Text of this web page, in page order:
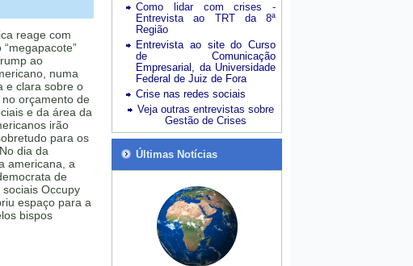
reage com
ao
numa
e clara sobre o
orçamento de
e da área da
irão
para os
dia da
americana, a
de
Occupy
espaço para a
bispos
Como lidar com crises -
Entrevista ao TRT da 8ª
Região
Entrevista ao site do Curso
de Comunicação
Empresarial, da Universidade
Federal de Juiz de Fora
Crise nas redes sociais
Veja outras entrevistas sobre
Gestão de Crises
Últimas Notícias